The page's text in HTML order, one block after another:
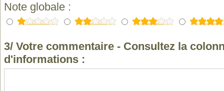
Note globale :
3/ Votre commentaire - Consultez la
d'informations :